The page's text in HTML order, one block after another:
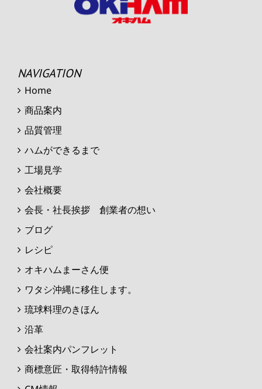
NAVIGATION
Home
商品案内
品質管理
ハムができるまで
工場見学
会社概要
会長・社長挨拶 創業者の想い
ブログ
レシピ
オキハムまーさん便
ワタシ沖縄に移住します。
琉球料理のきほん
沿革
会社案内パンフレット
商標意匠・取得特許情報